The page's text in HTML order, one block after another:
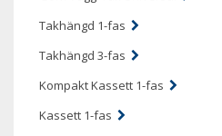
Takhängd 1-fas
Takhängd 3-fas
Kompakt Kassett 1-fas
Kassett 1-fas